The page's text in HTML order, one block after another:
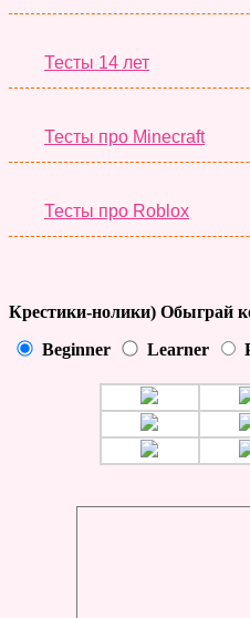
Тесты 14 лет
Тесты про Minecraft
Тесты про Roblox
Крестики-нолики) Обыграй
Beginner Learner